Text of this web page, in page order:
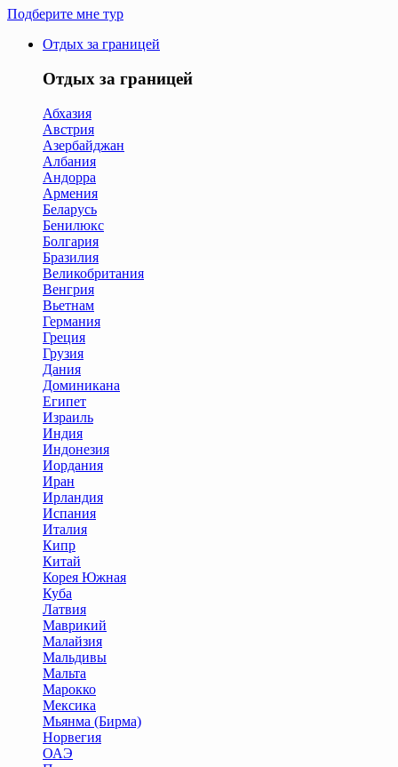
Подберите мне тур
Отдых за границей
Отдых за границей
Абхазия
Австрия
Азербайджан
Албания
Андорра
Армения
Беларусь
Бенилюкс
Болгария
Бразилия
Великобритания
Венгрия
Вьетнам
Германия
Греция
Грузия
Дания
Доминикана
Египет
Израиль
Индия
Индонезия
Иордания
Иран
Ирландия
Испания
Италия
Кипр
Китай
Корея Южная
Куба
Латвия
Маврикий
Малайзия
Мальдивы
Мальта
Марокко
Мексика
Мьянма (Бирма)
Норвегия
ОАЭ